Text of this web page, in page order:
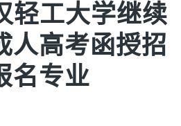
轻工大学继续
人高考函授招
名专业